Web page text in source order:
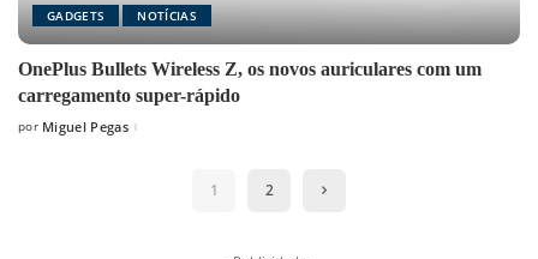
GADGETS NOTÍCIAS
OnePlus Bullets Wireless Z, os novos auriculares com um
carregamento super-rápido
Posted
por Miguel Pegas
1 2